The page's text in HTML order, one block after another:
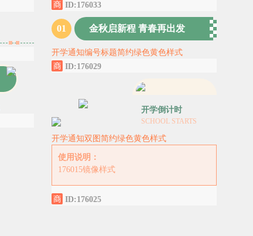
ID:176033
01 金秋启新程 青春再出发
开学通知编号标题简约绿色黄色样式
ID:176029
开学倒计时
SCHOOL STARTS
开学通知双图简约绿色黄色样式
使用说明：
176015镜像样式
ID:176025